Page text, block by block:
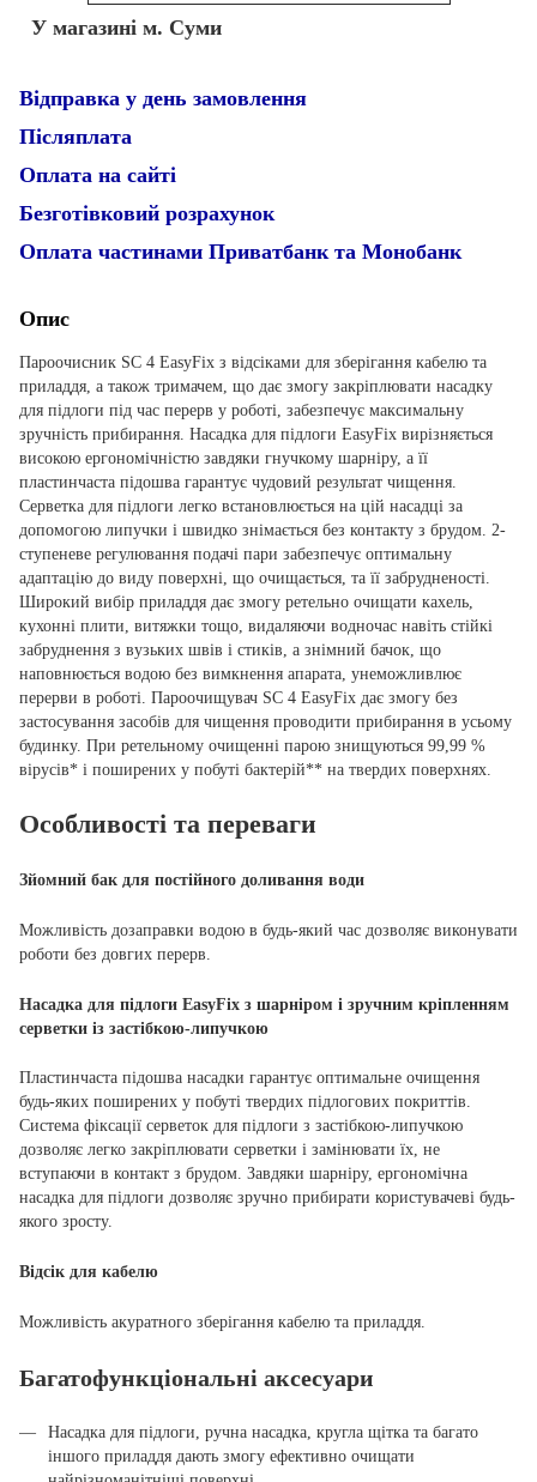
У магазині м. Суми
Відправка у день замовлення
Післяплата
Оплата на сайті
Безготівковий розрахунок
Оплата частинами Приватбанк та Монобанк
Опис
Пароочисник SC 4 EasyFix з відсіками для зберігання кабелю та
приладдя, а також тримачем, що дає змогу закріплювати насадку
для підлоги під час перерв у роботі, забезпечує максимальну
зручність прибирання. Насадка для підлоги EasyFix вирізняється
високою ергономічністю завдяки гнучкому шарніру, а її
пластинчаста підошва гарантує чудовий результат чищення.
Серветка для підлоги легко встановлюється на цій насадці за
допомогою липучки і швидко знімається без контакту з брудом. 2-
ступеневе регулювання подачі пари забезпечує оптимальну
адаптацію до виду поверхні, що очищається, та її забрудненості.
Широкий вибір приладдя дає змогу ретельно очищати кахель,
кухонні плити, витяжки тощо, видаляючи водночас навіть стійкі
забруднення з вузьких швів і стиків, а знімний бачок, що
наповнюється водою без вимкнення апарата, унеможливлює
перерви в роботі. Пароочищувач SC 4 EasyFix дає змогу без
застосування засобів для чищення проводити прибирання в усьому
будинку. При ретельному очищенні парою знищуються 99,99 %
вірусів* і поширених у побуті бактерій** на твердих поверхнях.
Особливості та переваги
Зйомний бак для постійного доливання води
Можливість дозаправки водою в будь-який час дозволяє виконувати
роботи без довгих перерв.
Насадка для підлоги EasyFix з шарніром і зручним кріпленням
серветки із застібкою-липучкою
Пластинчаста підошва насадки гарантує оптимальне очищення
будь-яких поширених у побуті твердих підлогових покриттів.
Система фіксації серветок для підлоги з застібкою-липучкою
дозволяє легко закріплювати серветки і замінювати їх, не
вступаючи в контакт з брудом. Завдяки шарніру, ергономічна
насадка для підлоги дозволяє зручно прибирати користувачеві будь-
якого зросту.
Відсік для кабелю
Можливість акуратного зберігання кабелю та приладдя.
Багатофункціональні аксесуари
Насадка для підлоги, ручна насадка, кругла щітка та багато
іншого приладдя дають змогу ефективно очищати